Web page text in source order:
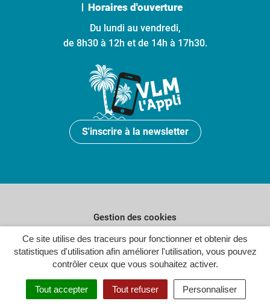
Ce site utilise des traceurs pour fonctionner et obtenir des
statistiques d'utilisation afin améliorer l'utilisation, vous pouvez
contrôler ceux que vous souhaitez activer.
Tout accepter Tout refuser Personnaliser
Horaires d'ouverture
Du lundi au vendredi,
de 8h30 à 12h et de 14h à 17h30.
S'inscrire à la newsletter
Gestion des cookies
Plan du site
Politique de confidentialité
Crédits